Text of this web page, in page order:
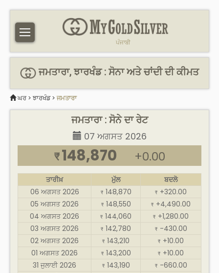
ਪੰਜਾਬੀ
ਜਮਤਾਰਾ, ਝਾਰਖੰਡ : ਸੋਨਾ ਅਤੇ ਚਾਂਦੀ ਦੀ ਕੀਮਤ
ਘਰ > ਝਾਰਖੰਡ> ਜਮਤਾਰਾ
ਜਮਤਾਰਾ : ਸੋਨੇ ਦਾ ਰੇਟ
07 ਅਗਸਤ 2026
₹ 148,870 +0.00
ਤਾਰੀਖ਼ ਮੁੱਲ
ਬਦਲੋ
06 ਅਗਸਤ 2026
₹ 148,870 ₹ +320.00
05 ਅਗਸਤ 2026
₹ 148,550 ₹ +4,490.00
04 ਅਗਸਤ 2026
₹ 144,060 ₹ +1,280.00
03 ਅਗਸਤ 2026
₹ 142,780 ₹ -430.00
02 ਅਗਸਤ 2026
₹ 143,210 ₹ +10.00
01 ਅਗਸਤ 2026
₹ 143,200 ₹ +10.00
31 ਜੁਲਾਈ 2026
₹ 143,190 ₹ -660.00